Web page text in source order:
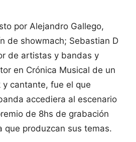
por Alejandro Gallego,
de showmach; Sebastian D
de artistas y bandas y
en Crónica Musical de un
y cantante, fue el que
accediera al escenario
de 8hs de grabación
que produzcan sus temas.